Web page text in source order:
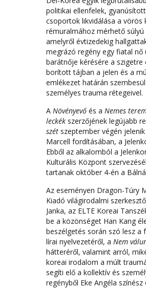
politikai ellenfelek,
csoportok likvidálása a vörös
rémuralmához mérhető
amelyről évtizedekig
megrázó regény egy fiatal nő
barátnője kérésére a szigetre
borított tájban a jelen és a
emlékezet határán
személyes trauma rétegeivel.
A Növényevő és a Nemes
leckék szerzőjének legújabb
szét szeptember végén
Marcell fordításában, a
Ebből az alkalomból a
Kulturális Központ
tartanak október 4-én a
Az eseményen Dragon-Túry
Kiadó világirodalmi
Janka, az ELTE Koreai
be a közönséget Han Kang
beszélgetés során szó lesz a
lírai nyelvezetéről, a Nem
hátteréről, valamint arról,
koreai irodalom a múlt
segíti elő a kollektív és
regényből Eke Angéla